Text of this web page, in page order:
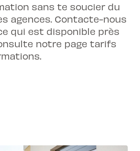
sans te soucier du
agences. Contacte-nous
qui est disponible près
notre page tarifs